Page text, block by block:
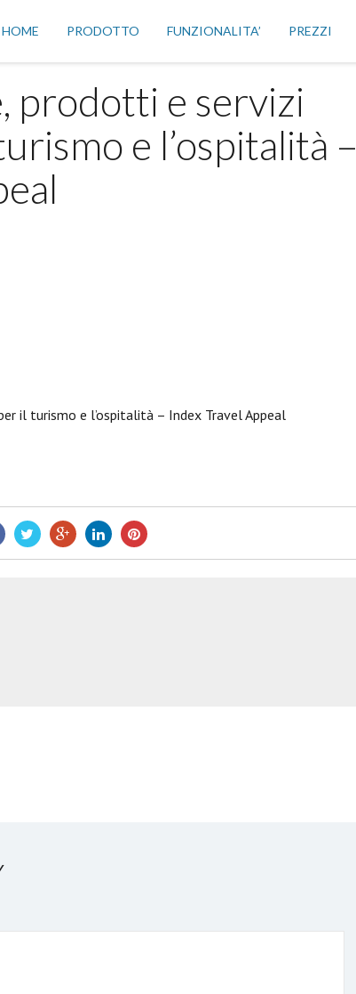
HOME PRODOTTO FUNZIONALITA’ PREZZI
prodotti e servizi
e l’ospitalità –
il turismo e l’ospitalità – Index Travel Appeal